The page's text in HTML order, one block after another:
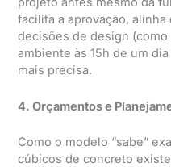
facilita a aprovação,
decisões de design
ambiente às 15h de um
mais precisa.
4. Orçamentos e
Como o modelo “sabe”
cúbicos de concreto